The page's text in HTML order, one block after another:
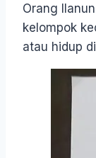
Orang
kelompok
atau hidup